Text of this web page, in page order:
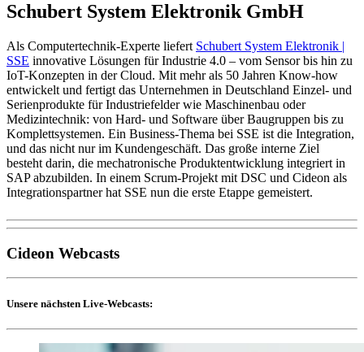
Schubert System Elektronik GmbH
Als Computertechnik-Experte liefert Schubert System Elektronik |
SSE innovative Lösungen für Industrie 4.0 – vom Sensor bis hin zu
IoT-Konzepten in der Cloud. Mit mehr als 50 Jahren Know-how
entwickelt und fertigt das Unternehmen in Deutschland Einzel- und
Serienprodukte für Industriefelder wie Maschinenbau oder
Medizintechnik: von Hard- und Software über Baugruppen bis zu
Komplettsystemen. Ein Business-Thema bei SSE ist die Integration,
und das nicht nur im Kundengeschäft. Das große interne Ziel
besteht darin, die mechatronische Produktentwicklung integriert in
SAP abzubilden. In einem Scrum-Projekt mit DSC und Cideon als
Integrationspartner hat SSE nun die erste Etappe gemeistert.
Cideon Webcasts
Unsere nächsten Live-Webcasts: